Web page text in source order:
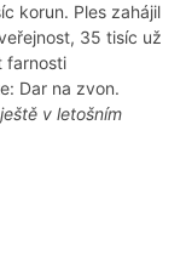
korun. Ples zahájil
35 tisíc už
farnosti
Dar na zvon.
v letošním